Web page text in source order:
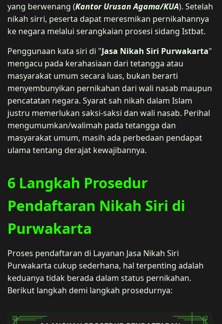
yang berwenang (Kantor Urusan Agama/KUA). Setelah
nikah sirri, peserta dapat meresmikan pernikahannya
ke negara melalui serangkaian prosesi sidang Istbat.
Penggunaan kata siri di "Jasa Nikah Siri Purwakarta"
mengacu pada kerahasiaan dari tetangga atau
masyarakat umum secara luas, bukan berarti
menyembunyikan pernikahan dari wali nasab maupun
pencatatan negara. Syarat sah nikah dalam Islam
justru memerlukan saksi-saksi dan wali nasab. Perihal
mengumumkan/walimah pada tetangga dan
masyarakat umum, masih ada perbedaan pendapat
ulama tentang derajat kewajibannya.
6 Langkah Prosedur
Pendaftaran Nikah Siri di
Purwakarta
Proses pendaftaran di Layanan Jasa Nikah Siri
Purwakarta cukup sederhana, hal terpenting adalah
keduanya tidak berada dalam status pernikahan.
Berikut langkah demi langkah prosedurnya: